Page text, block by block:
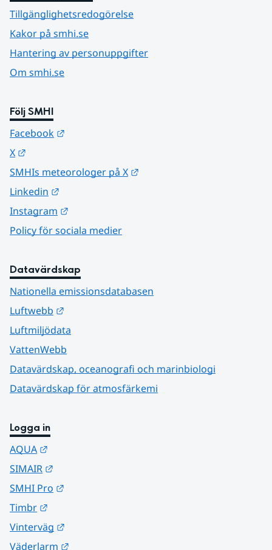
Tillgänglighetsredogörelse
Kakor på smhi.se
Hantering av personuppgifter
Om smhi.se
Följ SMHI
Facebook
X
SMHIs meteorologer på X
Linkedin
Instagram
Policy för sociala medier
Datavärdskap
Nationella emissionsdatabasen
Luftwebb
Luftmiljödata
VattenWebb
Datavärdskap, oceanografi och marinbiologi
Datavärdskap för atmosfärkemi
Logga in
AQUA
SIMAIR
SMHI Pro
Timbr
Vinterväg
Väderlarm